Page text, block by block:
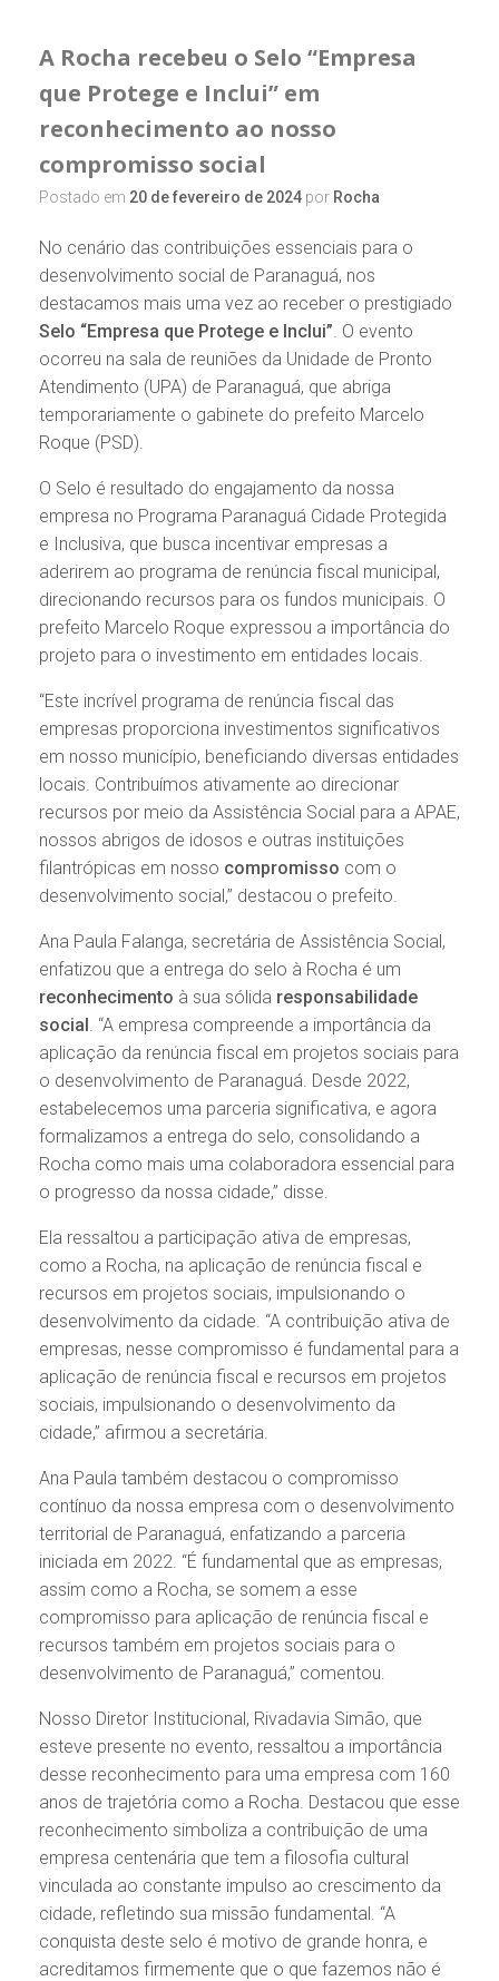
A Rocha recebeu o Selo “Empresa
que Protege e Inclui” em
reconhecimento ao nosso
compromisso social
Postado em 20 de fevereiro de 2024 por Rocha
No cenário das contribuições essenciais para o
desenvolvimento social de Paranaguá, nos
destacamos mais uma vez ao receber o prestigiado
Selo “Empresa que Protege e Inclui”. O evento
ocorreu na sala de reuniões da Unidade de Pronto
Atendimento (UPA) de Paranaguá, que abriga
temporariamente o gabinete do prefeito Marcelo
Roque (PSD).
O Selo é resultado do engajamento da nossa
empresa no Programa Paranaguá Cidade Protegida
e Inclusiva, que busca incentivar empresas a
aderirem ao programa de renúncia fiscal municipal,
direcionando recursos para os fundos municipais. O
prefeito Marcelo Roque expressou a importância do
projeto para o investimento em entidades locais.
“Este incrível programa de renúncia fiscal das
empresas proporciona investimentos significativos
em nosso município, beneficiando diversas entidades
locais. Contribuímos ativamente ao direcionar
recursos por meio da Assistência Social para a APAE,
nossos abrigos de idosos e outras instituições
filantrópicas em nosso compromisso com o
desenvolvimento social,” destacou o prefeito.
Ana Paula Falanga, secretária de Assistência Social,
enfatizou que a entrega do selo à Rocha é um
reconhecimento à sua sólida responsabilidade
social. “A empresa compreende a importância da
aplicação da renúncia fiscal em projetos sociais para
o desenvolvimento de Paranaguá. Desde 2022,
estabelecemos uma parceria significativa, e agora
formalizamos a entrega do selo, consolidando a
Rocha como mais uma colaboradora essencial para
o progresso da nossa cidade,” disse.
Ela ressaltou a participação ativa de empresas,
como a Rocha, na aplicação de renúncia fiscal e
recursos em projetos sociais, impulsionando o
desenvolvimento da cidade. “A contribuição ativa de
empresas, nesse compromisso é fundamental para a
aplicação de renúncia fiscal e recursos em projetos
sociais, impulsionando o desenvolvimento da
cidade,” afirmou a secretária.
Ana Paula também destacou o compromisso
contínuo da nossa empresa com o desenvolvimento
territorial de Paranaguá, enfatizando a parceria
iniciada em 2022. “É fundamental que as empresas,
assim como a Rocha, se somem a esse
compromisso para aplicação de renúncia fiscal e
recursos também em projetos sociais para o
desenvolvimento de Paranaguá,” comentou.
Nosso Diretor Institucional, Rivadavia Simão, que
esteve presente no evento, ressaltou a importância
desse reconhecimento para uma empresa com 160
anos de trajetória como a Rocha. Destacou que esse
reconhecimento simboliza a contribuição de uma
empresa centenária que tem a filosofia cultural
vinculada ao constante impulso ao crescimento da
cidade, refletindo sua missão fundamental. “A
conquista deste selo é motivo de grande honra, e
acreditamos firmemente que o que fazemos não é